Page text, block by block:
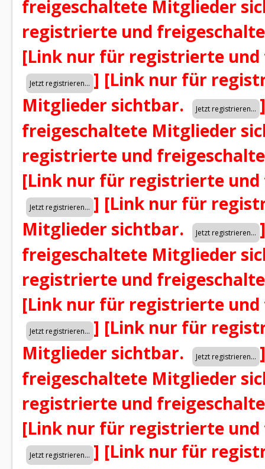
freigeschaltete Mitglieder
registrierte und
[Link nur für registrierte
] [Link nur für
Mitglieder sichtbar.
]
freigeschaltete Mitglieder
registrierte und
[Link nur für registrierte
] [Link nur für
Mitglieder sichtbar.
]
freigeschaltete Mitglieder
registrierte und
[Link nur für registrierte
] [Link nur für
Mitglieder sichtbar.
]
freigeschaltete Mitglieder
registrierte und
[Link nur für registrierte
] [Link nur für